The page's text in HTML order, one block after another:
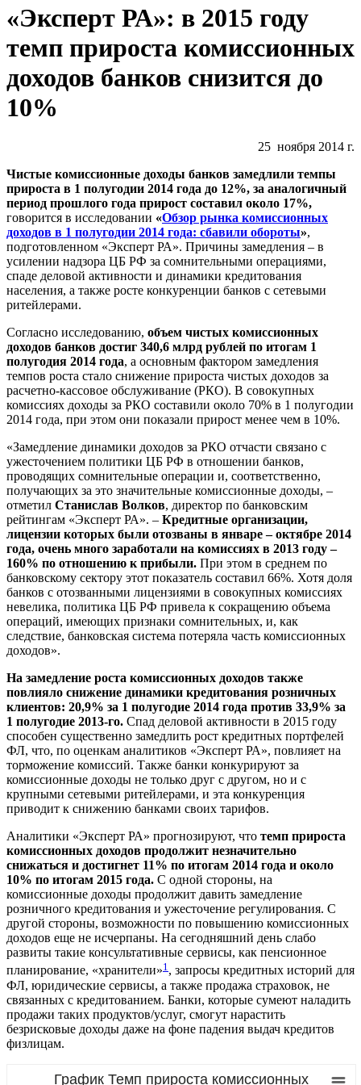
«Эксперт РА»: в 2015 году
темп прироста комиссионных
доходов банков снизится до
10%
25 ноября 2014 г.
Чистые комиссионные доходы банков замедлили темпы
прироста в 1 полугодии 2014 года до 12%, за аналогичный
период прошлого года прирост составил около 17%,
говорится в исследовании «Обзор рынка комиссионных
доходов в 1 полугодии 2014 года: сбавили обороты»,
подготовленном «Эксперт РА». Причины замедления – в
усилении надзора ЦБ РФ за сомнительными операциями,
спаде деловой активности и динамики кредитования
населения, а также росте конкуренции банков с сетевыми
ритейлерами.
Согласно исследованию, объем чистых комиссионных
доходов банков достиг 340,6 млрд рублей по итогам 1
полугодия 2014 года, а основным фактором замедления
темпов роста стало снижение прироста чистых доходов за
расчетно-кассовое обслуживание (РКО). В совокупных
комиссиях доходы за РКО составили около 70% в 1 полугодии
2014 года, при этом они показали прирост менее чем в 10%.
«Замедление динамики доходов за РКО отчасти связано с
ужесточением политики ЦБ РФ в отношении банков,
проводящих сомнительные операции и, соответственно,
получающих за это значительные комиссионные доходы, –
отметил Станислав Волков, директор по банковским
рейтингам «Эксперт РА». – Кредитные организации,
лицензии которых были отозваны в январе – октябре 2014
года, очень много заработали на комиссиях в 2013 году –
160% по отношению к прибыли. При этом в среднем по
банковскому сектору этот показатель составил 66%. Хотя доля
банков с отозванными лицензиями в совокупных комиссиях
невелика, политика ЦБ РФ привела к сокращению объема
операций, имеющих признаки сомнительных, и, как
следствие, банковская система потеряла часть комиссионных
доходов».
На замедление роста комиссионных доходов также
повлияло снижение динамики кредитования розничных
клиентов: 20,9% за 1 полугодие 2014 года против 33,9% за
1 полугодие 2013-го. Спад деловой активности в 2015 году
способен существенно замедлить рост кредитных портфелей
ФЛ, что, по оценкам аналитиков «Эксперт РА», повлияет на
торможение комиссий. Также банки конкурируют за
комиссионные доходы не только друг с другом, но и с
крупными сетевыми ритейлерами, и эта конкуренция
приводит к снижению банками своих тарифов.
Аналитики «Эксперт РА» прогнозируют, что темп прироста
комиссионных доходов продолжит незначительно
снижаться и достигнет 11% по итогам 2014 года и около
10% по итогам 2015 года. С одной стороны, на
комиссионные доходы продолжит давить замедление
розничного кредитования и ужесточение регулирования. С
другой стороны, возможности по повышению комиссионных
доходов еще не исчерпаны. На сегодняшний день слабо
развиты такие консультативные сервисы, как пенсионное
планирование, «хранители»1 , запросы кредитных историй для
ФЛ, юридические сервисы, а также продажа страховок, не
связанных с кредитованием. Банки, которые сумеют наладить
продажи таких продуктов/услуг, смогут нарастить
безрисковые доходы даже на фоне падения выдач кредитов
физлицам.
График Темп прироста комиссионных